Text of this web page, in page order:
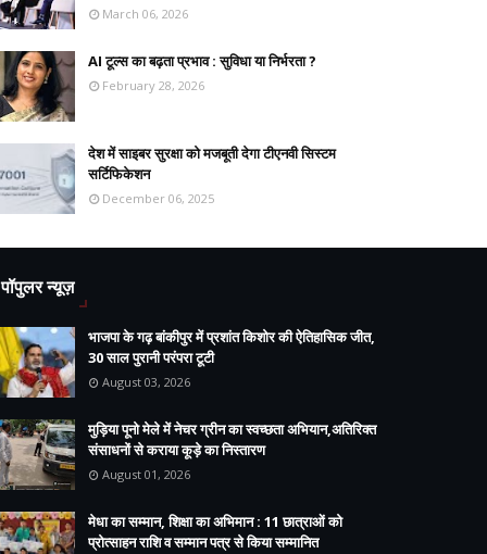
March 06, 2026
AI टूल्स का बढ़ता प्रभाव : सुविधा या निर्भरता ?
February 28, 2026
देश में साइबर सुरक्षा को मजबूती देगा टीएनवी सिस्टम
सर्टिफिकेशन
December 06, 2025
पॉपुलर न्यूज़
भाजपा के गढ़ बांकीपुर में प्रशांत किशोर की ऐतिहासिक जीत,
30 साल पुरानी परंपरा टूटी
August 03, 2026
मुड़िया पूनो मेले में नेचर ग्रीन का स्वच्छता अभियान,अतिरिक्त
संसाधनों से कराया कूड़े का निस्तारण
August 01, 2026
मेधा का सम्मान, शिक्षा का अभिमान : 11 छात्राओं को
प्रोत्साहन राशि व सम्मान पत्र से किया सम्मानित